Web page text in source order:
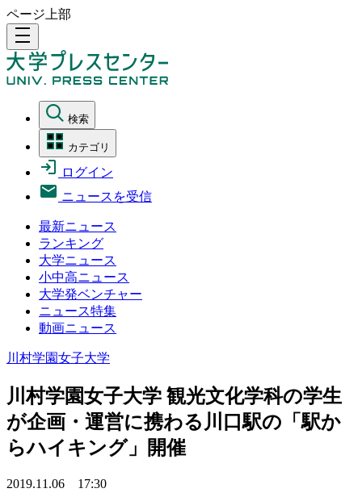
ページ上部
density_medium
検索
カテゴリ
ログイン
ニュースを受信
最新ニュース
ランキング
大学ニュース
小中高ニュース
大学発ベンチャー
ニュース特集
動画ニュース
川村学園女子大学
川村学園女子大学 観光文化学科の学生
が企画・運営に携わる川口駅の「駅か
らハイキング」開催
2019.11.06 17:30